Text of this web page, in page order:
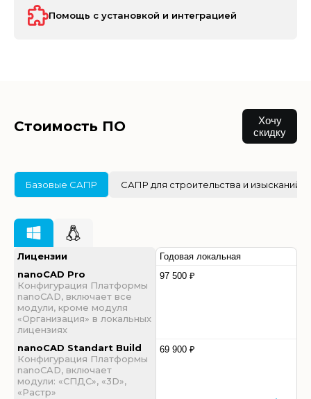
Помощь с установкой и интеграцией
Стоимость ПО
Хочу
скидку
Базовые САПР САПР для строительства и изысканий
Лицензии
nanoCAD Pro
Конфигурация Платформы
nanoCAD, включает все
модули, кроме модуля
«Организация» в локальных
лицензиях
nanoCAD Standart Build
Конфигурация Платформы
nanoCAD, включает
модули: «СПДС», «3D»,
«Растр»
Годовая локальная
97 500 ₽
69 900 ₽